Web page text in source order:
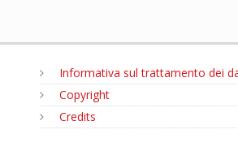
Informativa sul trattamento dei
Copyright
Credits